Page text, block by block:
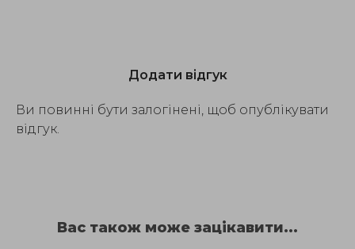
Додати відгук
Ви повинні бути залогінені, щоб опублікувати
відгук.
Вас також може зацікавити...